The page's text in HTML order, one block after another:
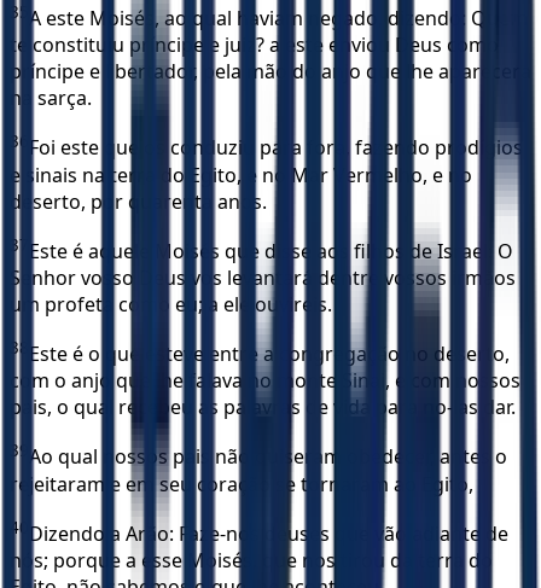
35 A este Moisés, ao qual haviam negado, dizendo: Quem
te constituiu príncipe e juiz? a este enviou Deus como
príncipe e libertador, pela mão do anjo que lhe aparecera
na sarça.
36 Foi este que os conduziu para fora, fazendo prodígios
e sinais na terra do Egito, e no Mar Vermelho, e no
deserto, por quarenta anos.
37 Este é aquele Moisés que disse aos filhos de Israel: O
Senhor vosso Deus vos levantará dentre vossos irmãos
um profeta como eu; a ele ouvireis.
38 Este é o que esteve entre a congregação no deserto,
com o anjo que lhe falava no monte Sinai, e com nossos
pais, o qual recebeu as palavras de vida para no-las dar.
39 Ao qual nossos pais não quiseram obedecer, antes o
rejeitaram e em seu coração se tornaram ao Egito,
40 Dizendo a Arão: Faze-nos deuses que vão adiante de
nós; porque a esse Moisés, que nos tirou da terra do